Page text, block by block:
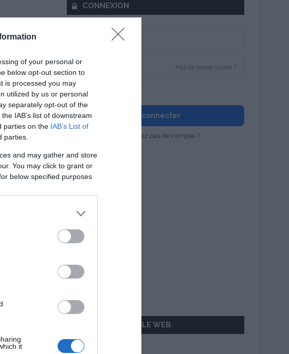
of your personal or
below opt-out section to
is processed you may
utilized by us or personal
separately opt-out of the
IAB’s list of downstream
parties on the IAB’s List of
parties.
and may gather and store
You may click to grant or
below specified purposes
it
le
CONNEXION
Mot de passe oublié ?
Se souvenir de moi
Se connecter
Vous n'avez pas de compte ?
AILLEURS SUR LE WEB